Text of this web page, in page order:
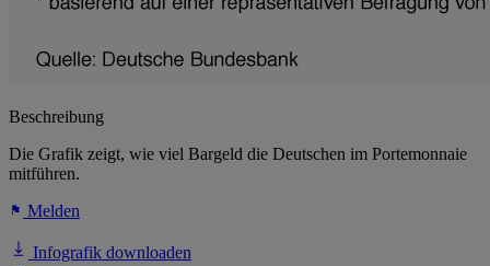
Beschreibung
Die Grafik zeigt, wie viel Bargeld die Deutschen im Portemonnaie
mitführen.
Melden
Infografik downloaden